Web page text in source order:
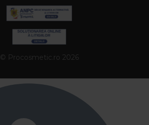
© Procosmetic.ro 2026